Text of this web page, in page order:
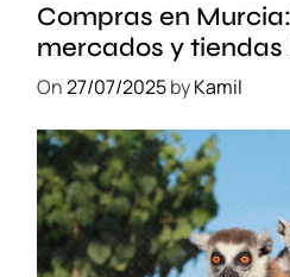
Compras en
mercados y tiendas
On27/07/2025byKamil